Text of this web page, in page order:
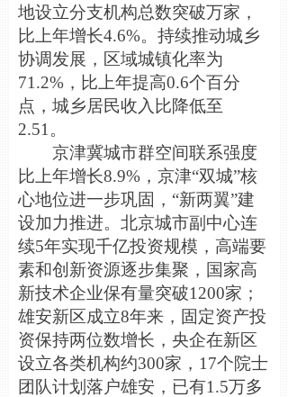
地设立分支机构总数突破万家，
比上年增长4.6%。持续推动城乡
协调发展，区域城镇化率为
71.2%，比上年提高0.6个百分
点，城乡居民收入比降低至
2.51。
京津冀城市群空间联系强度
比上年增长8.9%，京津“双城”核
心地位进一步巩固，“新两翼”建
设加力推进。北京城市副中心连
续5年实现千亿投资规模，高端要
素和创新资源逐步集聚，国家高
新技术企业保有量突破1200家；
雄安新区成立8年来，固定资产投
资保持两位数增长，央企在新区
设立各类机构约300家，17个院士
团队计划落户雄安，已有1.5万多